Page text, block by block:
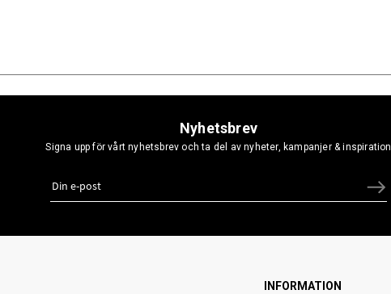
Nyhetsbrev
Signa upp för vårt nyhetsbrev och ta del av nyheter, kampanjer & inspiration
INFORMATION